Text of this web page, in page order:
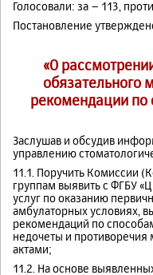
Голосовали: за – 113,
Постановление
«О
обязательного
рекомендации по
Заслушав и обсудив
управлению
11.1. Поручить Комиссии
группам выявить с ФГБУ
услуг по оказанию
амбулаторных условиях,
рекомендаций по
недочеты и
актами;
11.2. На основе